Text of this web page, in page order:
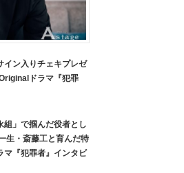
イン入りチェキプレゼ
ドラマ『犯罪
組」で掴んだ役者とし
生・斎藤工と育んだ特
『犯罪者』インタビ